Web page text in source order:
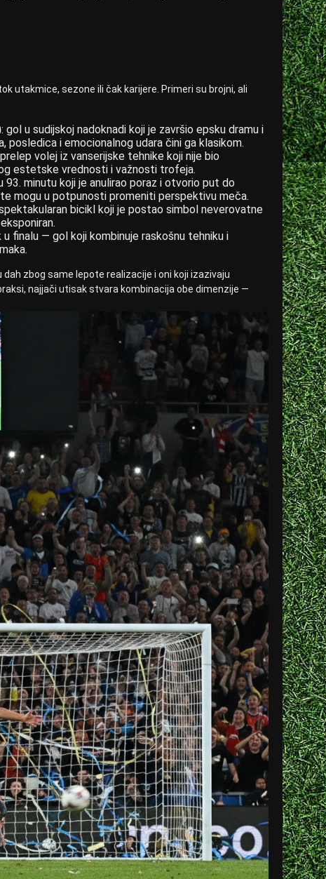
utakmice, sezone ili čak karijere. Primeri su brojni, ali
: gol u sudijskoj nadoknadi koji je završio epsku dramu i
i emocionalnog udara čini ga klasikom.
volej iz vanserijske tehnike koji nije bio
estetske vrednosti i važnosti trofeja.
93. minutu koji je anulirao poraz i otvorio put do
mogu u potpunosti promeniti perspektivu meča.
bicikl koji je postao simbol neverovatne
u finalu — gol koji kombinuje raskošnu tehniku i
zbog same lepote realizacije i oni koji izazivaju
najjači utisak stvara kombinacija obe dimenzije —